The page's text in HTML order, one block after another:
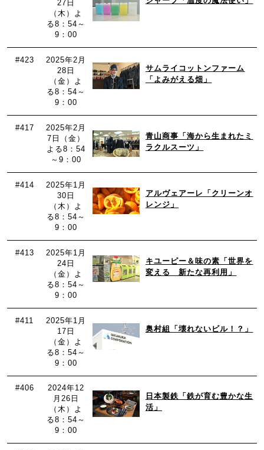
27日
（木）よ
る8：54～
9：00
#423
2025年2月
28日
（金）よ
る8：54～
9：00
サムライコットンファーム
「よみがえる畑」
#417
2025年2月
7日（金）
よる8：54
～9：00
青山商事「海から生まれたミ
ラクルスーツ」
#414
2025年1月
30日
（木）よ
る8：54～
9：00
アルヴェアーレ「クリーンオ
レンジ」
#413
2025年1月
24日
（金）よ
る8：54～
9：00
キユーピー＆味の素「世界を
変える 新たな再利用」
#411
2025年1月
17日
（金）よ
る8：54～
9：00
奥村組「壊れないビル！？」
#406
2024年12
月26日
（木）よ
る8：54～
9：00
日本製鉄「鉄が育む豊かな生
活」